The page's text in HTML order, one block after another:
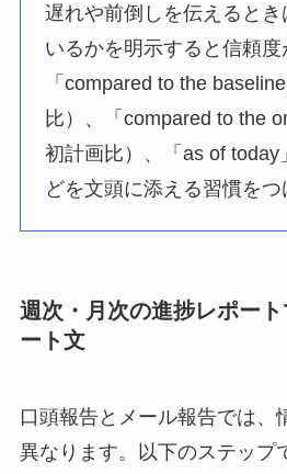
遅れや前倒しを伝えると
いるかを明示すると信頼度
「compared to the
比）、「compared to the
初計画比）、「as of today
どを文頭に添える習慣をつ
週次・月次の進捗レポー
ート文
口頭報告とメール報告では、
異なります。以下のステップ